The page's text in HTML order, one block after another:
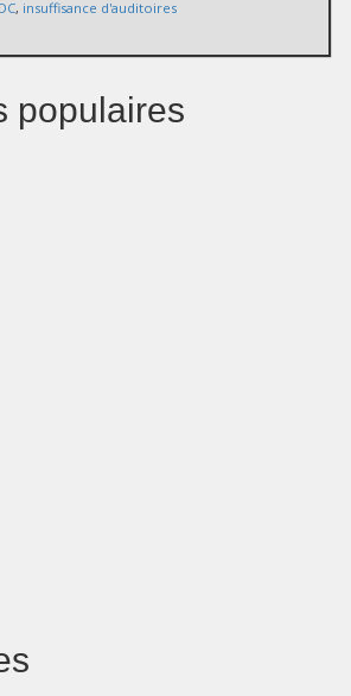
, insuffisance d'auditoires
populaires